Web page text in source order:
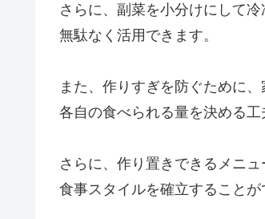
さらに、副菜を小分けにして
無駄なく活用できます。
また、作りすぎを防ぐために
各自の食べられる量を決める工
さらに、作り置きできるメニ
食事スタイルを確立することが